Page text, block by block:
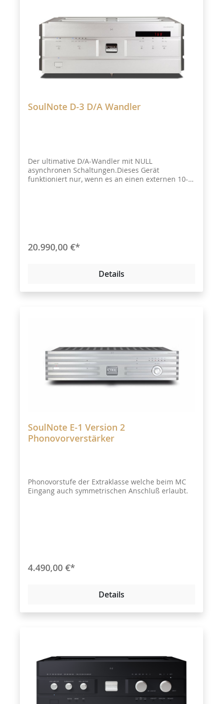
SoulNote D-3 D/A Wandler
Der ultimative D/A-Wandler mit NULL
asynchronen Schaltungen.Dieses Gerät
funktioniert nur, wenn es an einen externen 10-
20.990,00 €*
Details
SoulNote E-1 Version 2
Phonovorverstärker
Phonovorstufe der Extraklasse welche beim MC
Eingang auch symmetrischen Anschluß erlaubt.
4.490,00 €*
Details